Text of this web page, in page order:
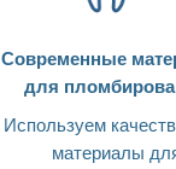
Используем
материалы
Современные
для